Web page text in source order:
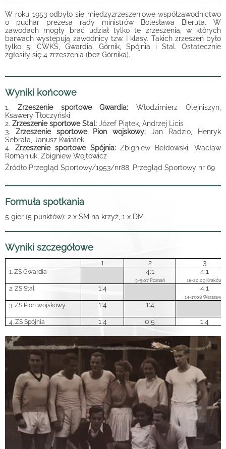
W roku 1953 odbyło się międzyzrzeszeniowe współzawodnictwo
o puchar prezesa rady ministrów Bolesława Bieruta. W
zawodach mogły brać udział tylko te zrzeszenia, w których
barwach występują zawodnicy tzw. I klasy. Takich zrzeszeń było
tylko 5: CWKS, Gwardia, Górnik, Spójnia i Stal. Ostatecznie
zgłosiły się 4 zrzeszenia (bez Górnika).
Wyniki końcowe
1. Zrzeszenie sportowe Gwardia: Włodzimierz Olejniszyn,
Ksawery Tłoczyński
2. Zrzeszenie sportowe Stal: Józef Piątek, Andrzej Licis
3. Zrzeszenie sportowe Pion wojskowy: Jan Radzio, Henryk
Sebrala, Janusz Kwiatek
4. Zrzeszenie sportowe Spójnia:Zbigniew Bełdowski, Wacław
Romaniuk, Zbigniew Wojtowicz
Źródło Przegląd Sportowy/1953/nr88, Przegląd Sportowy nr 69
Formuła spotkania
5 gier (5 punktów): 2 x SM na krzyż, 1 x DM
Wyniki szczegółowe
1 2 3
1. ZS Gwardia 4:1
3-5.07 Poznań
4:1
18-20.09 Kraków
2. ZS Stal 1:4 4:1
14-17.08 Warszawa
3. ZS Pion wojskowy 1:4 1:4
4. ZS Spójnia 1:4 0:5 1:4